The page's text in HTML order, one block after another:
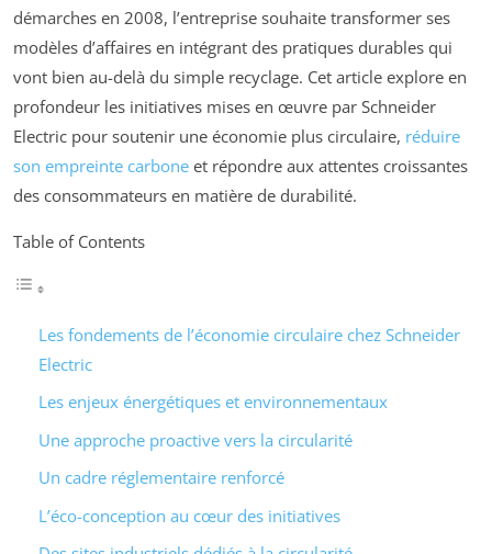
démarches en 2008, l’entreprise souhaite transformer ses
modèles d’affaires en intégrant des pratiques durables qui
vont bien au-delà du simple recyclage. Cet article explore en
profondeur les initiatives mises en œuvre par Schneider
Electric pour soutenir une économie plus circulaire, réduire
son empreinte carbone et répondre aux attentes croissantes
des consommateurs en matière de durabilité.
Table of Contents
Les fondements de l’économie circulaire chez Schneider
Electric
Les enjeux énergétiques et environnementaux
Une approche proactive vers la circularité
Un cadre réglementaire renforcé
L’éco-conception au cœur des initiatives